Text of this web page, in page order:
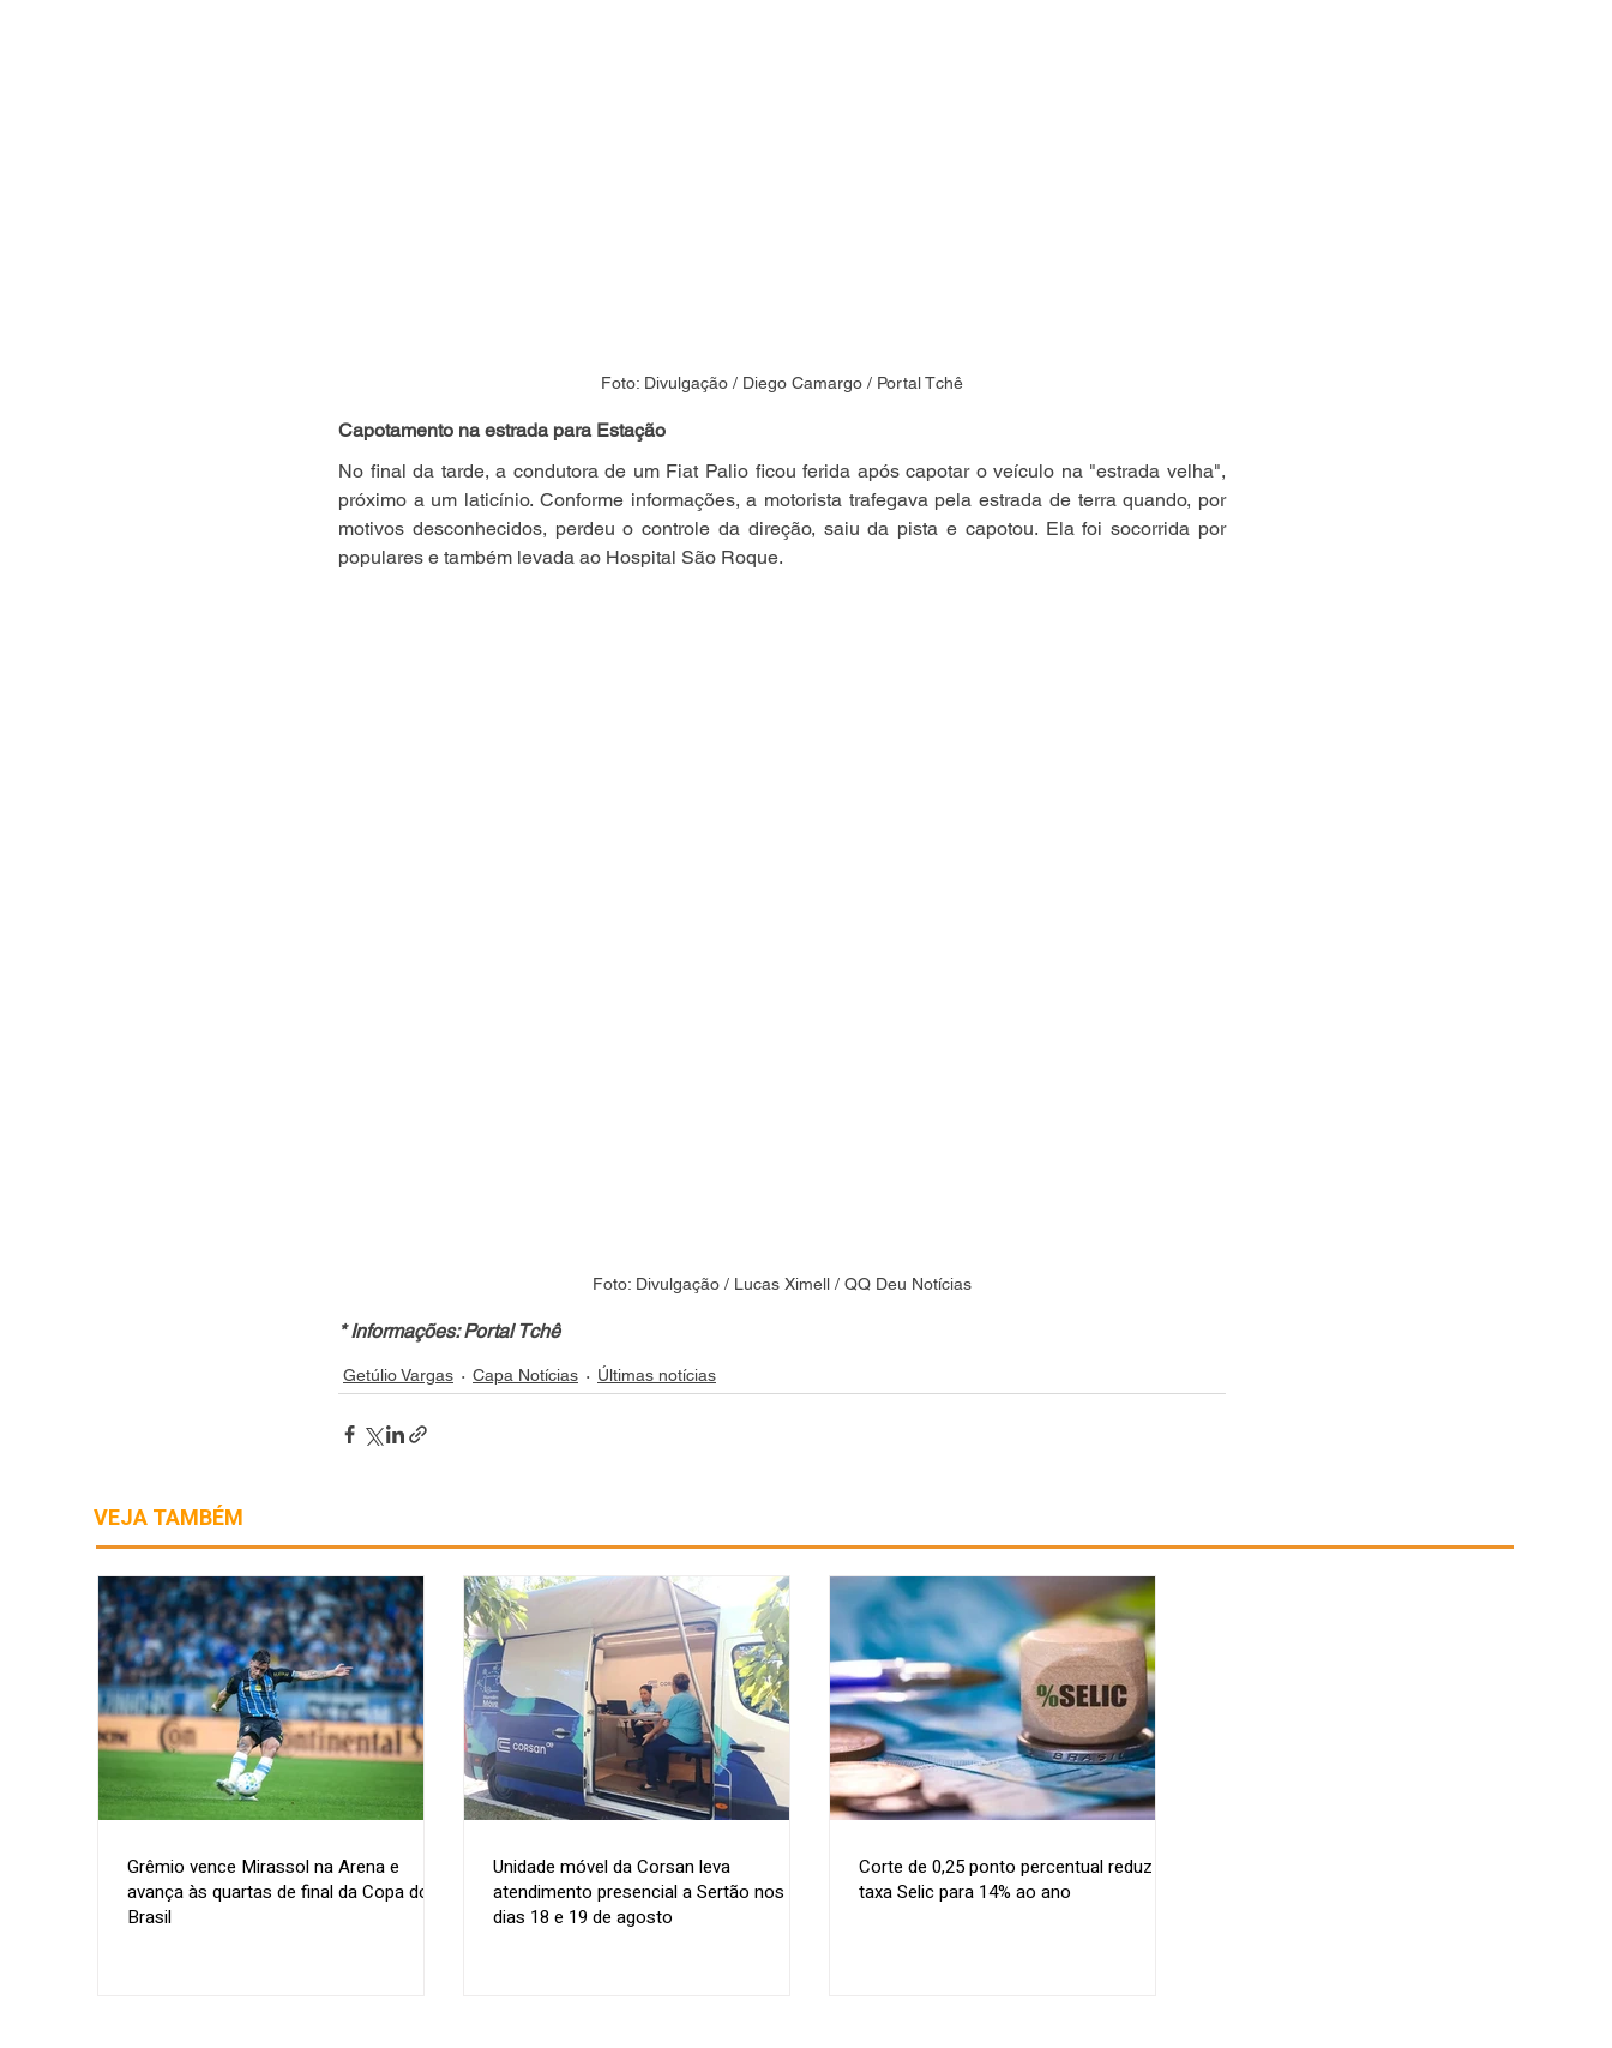
Foto: Divulgação / Diego Camargo / Portal Tchê
Capotamento na estrada para Estação
No final da tarde, a condutora de um Fiat Palio ficou ferida após capotar o veículo na "estrada velha",
próximo a um laticínio. Conforme informações, a motorista trafegava pela estrada de terra quando, por
motivos desconhecidos, perdeu o controle da direção, saiu da pista e capotou. Ela foi socorrida por
populares e também levada ao Hospital São Roque.
Foto: Divulgação / Lucas Ximell / QQ Deu Notícias
* Informações: Portal Tchê
Getúlio Vargas Capa Notícias Últimas notícias
VEJA TAMBÉM
Grêmio vence Mirassol na Arena e
avança às quartas de final da Copa do
Brasil
Unidade móvel da Corsan leva
atendimento presencial a Sertão nos
dias 18 e 19 de agosto
Corte de 0,25 ponto percentual reduz
taxa Selic para 14% ao ano